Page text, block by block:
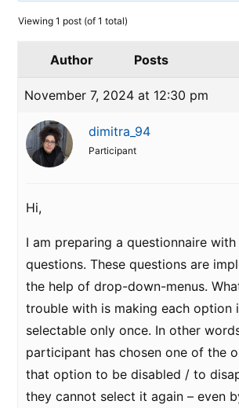
Viewing 1 post (of 1 total)
Author Posts
November 7, 2024 at 12:30 pm
dimitra_94
Participant
Hi,
I am preparing a questionnaire
questions. These questions are
the help of drop-down-menus.
trouble with is making each option
selectable only once. In other
participant has chosen one of the
that option to be disabled / to
they cannot select it again – even